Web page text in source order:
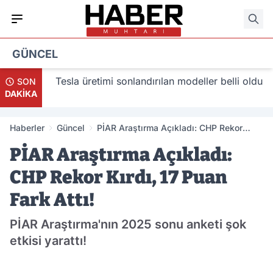
GÜNCEL
SON
DAKİKA
Tesla üretimi sonlandırılan modeller belli oldu
Haberler Güncel
PİAR Araştırma Açıkladı: CHP Rekor
PİAR Araştırma Açıkladı:
CHP Rekor Kırdı, 17 Puan
Fark Attı!
PİAR Araştırma'nın 2025 sonu anketi şok
etkisi yarattı!